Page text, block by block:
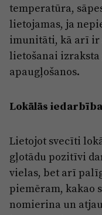
temperatūra,
lietojamas, ja
imunitāti, kā arī ir
lietošanai
apaugļošanos.
Lokālās
Lietojot svecīti
gļotādu pozitīvi
vielas, bet arī
piemēram, kakao
nomierina un